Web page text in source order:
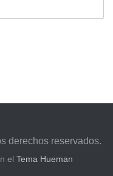
derechos reservados.
el Tema Hueman